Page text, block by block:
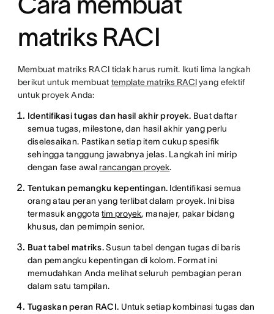
matriks RACI
Membuat matriks RACI tidak harus rumit. Ikuti lima langkah
berikut untuk membuat template matriks RACIyang efektif
untuk proyek Anda:
Identifikasi tugas dan hasil akhir proyek. Buat daftar
semua tugas, milestone, dan hasil akhir yang perlu
diselesaikan. Pastikan setiap item cukup spesifik
sehingga tanggung jawabnya jelas. Langkah ini mirip
dengan fase awalrancangan proyek.
Tentukan pemangku kepentingan. Identifikasi semua
orang atau peran yang terlibat dalam proyek. Ini bisa
termasuk anggotatim proyek, manajer, pakar bidang
khusus, dan pemimpin senior.
Buat tabel matriks.Susun tabel dengan tugas di baris
dan pemangku kepentingan di kolom. Format ini
memudahkan Anda melihat seluruh pembagian peran
dalam satu tampilan.
Tugaskan peran RACI. Untuk setiap kombinasi tugas dan